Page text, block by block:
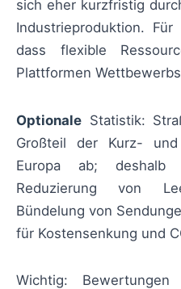
sich eher kurzfristig
Industrieproduktion.
dass flexible
Plattformen
Optionale Statistik:
Großteil der Kurz-
Europa ab; deshalb
Reduzierung von
Bündelung von
für Kostensenkung und
Wichtig: Bewertungen